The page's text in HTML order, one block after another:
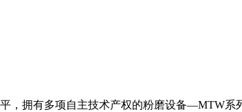
，拥有多项自主技术产权的粉磨设备—MTW